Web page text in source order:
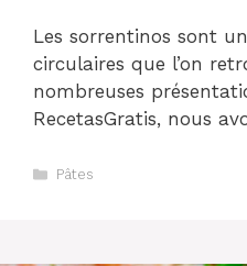
Les sorrentinos sont
circulaires que l’on
nombreuses
RecetasGratis, nous
Catégories
Pâtes